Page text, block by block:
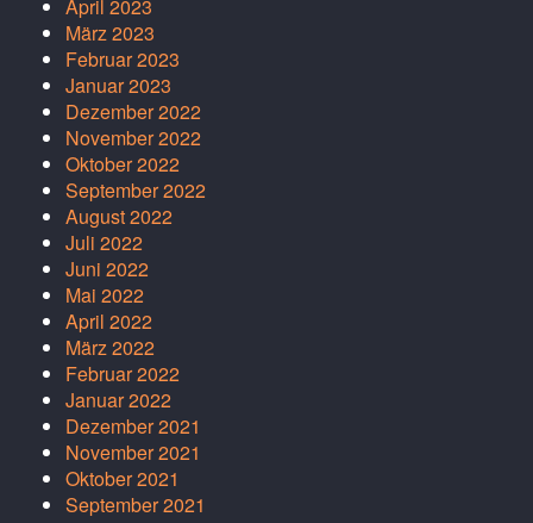
April 2023
März 2023
Februar 2023
Januar 2023
Dezember 2022
November 2022
Oktober 2022
September 2022
August 2022
Juli 2022
Juni 2022
Mai 2022
April 2022
März 2022
Februar 2022
Januar 2022
Dezember 2021
November 2021
Oktober 2021
September 2021